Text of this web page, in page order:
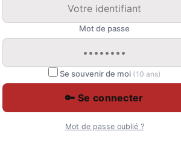
Mot de passe
Se souvenir de moi (10 ans)
🔑 Se connecter
Mot de passe oublié ?